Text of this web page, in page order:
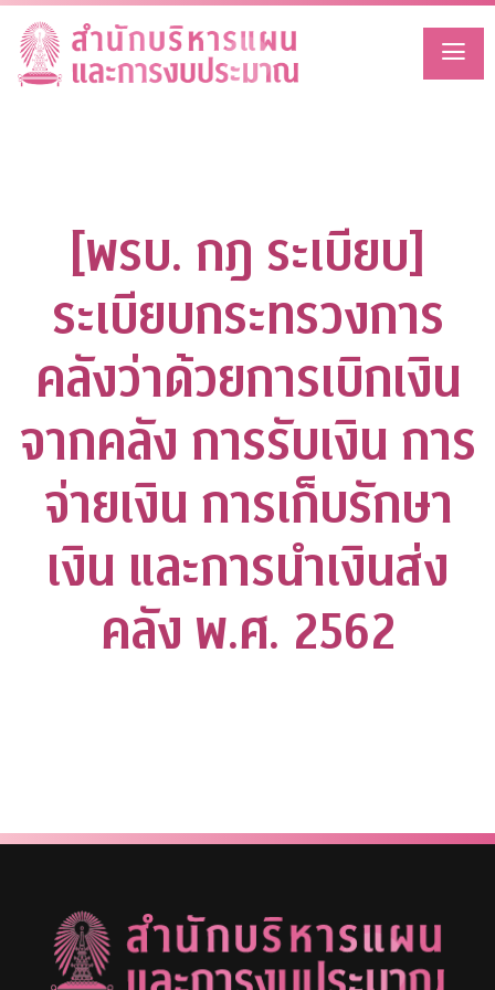
Skip
content
[พรบ. กฎ ระเบียบ]
ระเบียบกระทรวงการ
คลังว่าด้วยการเบิกเงิน
จากคลัง การรับเงิน การ
จ่ายเงิน การเก็บรักษา
เงิน และการนำเงินส่ง
คลัง พ.ศ. 2562